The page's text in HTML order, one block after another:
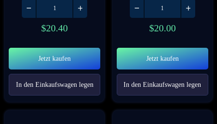
$20.40
Jetzt kaufen
In den Einkaufswagen legen
$20.00
Jetzt kaufen
In den Einkaufswagen legen